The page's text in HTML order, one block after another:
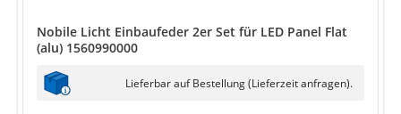
Nobile Licht Einbaufeder 2er Set für LED Panel Flat
(alu) 1560990000
Lieferbar auf Bestellung (Lieferzeit anfragen).